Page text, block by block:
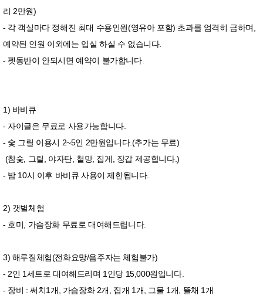
리 2만원)
- 각 객실마다 정해진 최대 수용인원(영유아 포함) 초과를 엄격히 금하며,
예약된 인원 이외에는 입실 하실 수 없습니다.
- 펫동반이 안되시면 예약이 불가합니다.
1) 바비큐
- 자이글은 무료로 사용가능합니다.
- 숯 그릴 이용시 2~5인 2만원입니다.(추가는 무료)
(참숯, 그릴, 야자탄, 철망, 집게, 장갑 제공합니다.)
- 밤 10시 이후 바비큐 사용이 제한됩니다.
2) 갯벌체험
- 호미, 가슴장화 무료로 대여해드립니다.
3) 해루질체험(전화요망/음주자는 체험불가)
- 2인 1세트로 대여해드리며 1인당 15,000원입니다.
- 장비 : 써치1개, 가슴장화 2개, 집개 1개, 그물 1개, 뜰채 1개